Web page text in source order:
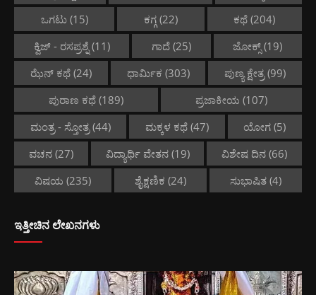
ಒಗಟು(15) ಕಗ್ಗ(22) ಕಥೆ (204)
ಕ್ವಿಜ್ - ರಸಪ್ರಶ್ನೆ (11) ಗಾದೆ(25) ಜೋಕ್ಸ್ (19)
ಝೆನ್ ಕಥೆ(24) ಧಾರ್ಮಿಕ (303) ಪುಣ್ಯ ಕ್ಷೇತ್ರ(99)
ಪುರಾಣ ಕಥೆ (189) ಪ್ರಜಾಕೀಯ (107)
ಮಂತ್ರ - ಸ್ತೋತ್ರ(44) ಮಕ್ಕಳ ಕಥೆ(47) ಯೋಗ (5)
ವಚನ(27) ವಿದ್ಯಾರ್ಥಿ ವೇತನ(19) ವಿಶೇಷ ದಿನ (66)
ವಿಷಯ (235) ಶೈಕ್ಷಣಿಕ (24) ಸುಭಾಷಿತ (4)
ಇತ್ತೀಚಿನ ಲೇಖನಗಳು